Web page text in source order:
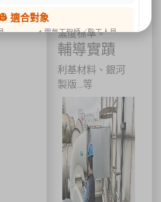
濃度標準。
輔導實蹟
利基材料、銀河
製版…等
適合對象
✔ 電氣工程師／監工人員
✔ 工程承攬商
地點／主辦資訊
限公司（祐大-台中分公司）
台灣省工商安全衛生協會
祐大技術顧問股份有限公司
防爆安全聯合教育訓練中心（ExTW）
三左興業股份有限公司（SANCTITY）
鐵至臺中站後轉乘計程車
建議共乘或搭乘大眾運輸工具
每公里約可減少 67% 碳排放